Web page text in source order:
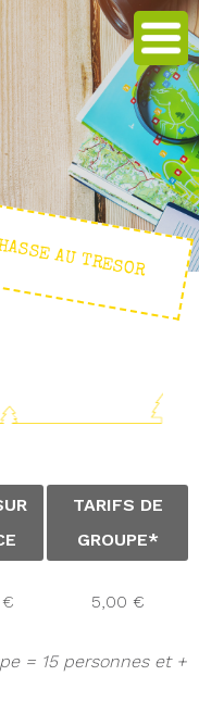
AU TRESOR
TARIFS DE
GROUPE*
5,00 €
= 15 personnes et +